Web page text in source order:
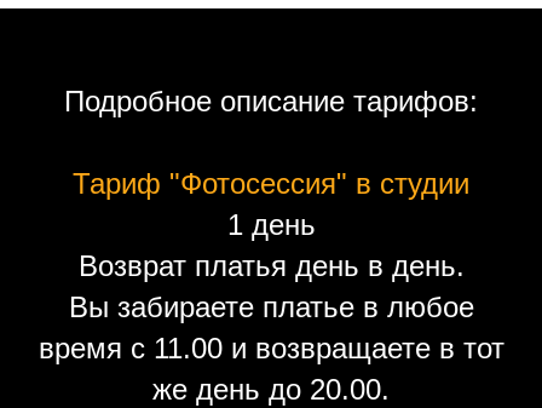
Подробное описание тарифов:
Тариф "Фотосессия" в студии
1 день
Возврат платья день в день.
Вы забираете платье в любое
время с 11.00 и возвращаете в тот
же день до 20.00.